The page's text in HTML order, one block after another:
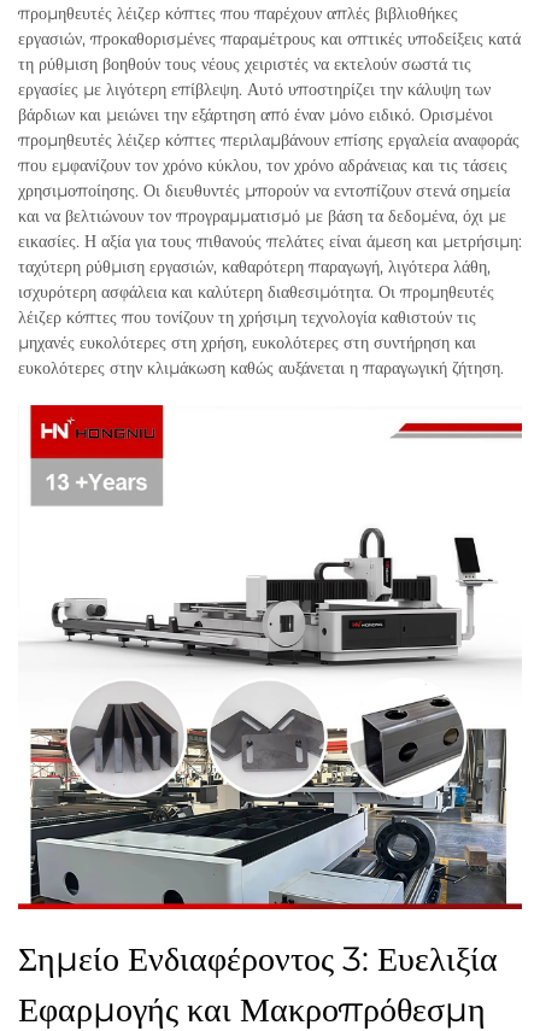
προμηθευτές λέιζερ κόπτες που παρέχουν απλές βιβλιοθήκες
εργασιών, προκαθορισμένες παραμέτρους και οπτικές υποδείξεις κατά
τη ρύθμιση βοηθούν τους νέους χειριστές να εκτελούν σωστά τις
εργασίες με λιγότερη επίβλεψη. Αυτό υποστηρίζει την κάλυψη των
βάρδιων και μειώνει την εξάρτηση από έναν μόνο ειδικό. Ορισμένοι
προμηθευτές λέιζερ κόπτες περιλαμβάνουν επίσης εργαλεία αναφοράς
που εμφανίζουν τον χρόνο κύκλου, τον χρόνο αδράνειας και τις τάσεις
χρησιμοποίησης. Οι διευθυντές μπορούν να εντοπίζουν στενά σημεία
και να βελτιώνουν τον προγραμματισμό με βάση τα δεδομένα, όχι με
εικασίες. Η αξία για τους πιθανούς πελάτες είναι άμεση και μετρήσιμη:
ταχύτερη ρύθμιση εργασιών, καθαρότερη παραγωγή, λιγότερα λάθη,
ισχυρότερη ασφάλεια και καλύτερη διαθεσιμότητα. Οι προμηθευτές
λέιζερ κόπτες που τονίζουν τη χρήσιμη τεχνολογία καθιστούν τις
μηχανές ευκολότερες στη χρήση, ευκολότερες στη συντήρηση και
ευκολότερες στην κλιμάκωση καθώς αυξάνεται η παραγωγική ζήτηση.
Σημείο Ενδιαφέροντος 3: Ευελιξία
Εφαρμογής και Μακροπρόθεσμη